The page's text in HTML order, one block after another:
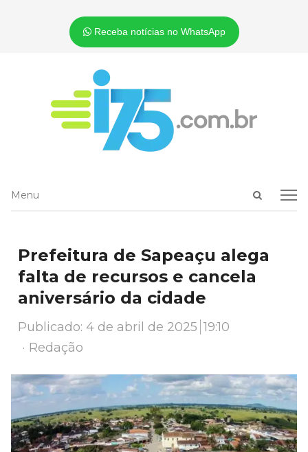
Receba notícias no WhatsApp
Open
Menu
Menu
Prefeitura de Sapeaçu alega
falta de recursos e cancela
aniversário da cidade
Publicado: 4 de abril de 2025 19:10
Author
Redação